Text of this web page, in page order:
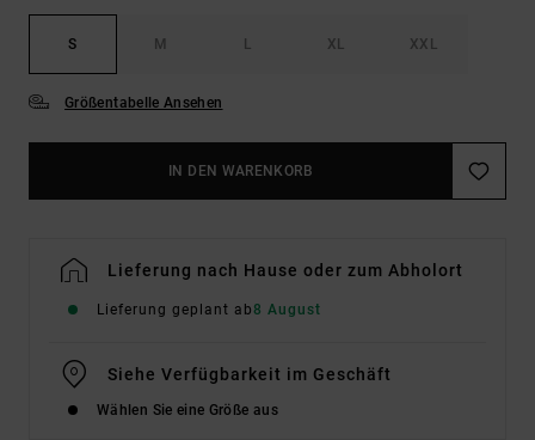
S M L XL XXL
Größentabelle Ansehen
IN DEN WARENKORB
Lieferung nach Hause oder zum Abholort
Lieferung geplant ab8 August
Siehe Verfügbarkeit im Geschäft
Wählen Sie eine Größe aus